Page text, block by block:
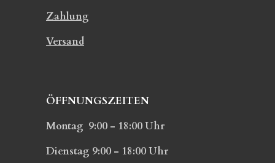
Zahlung
Versand
ÖFFNUNGSZEITEN
Montag 9:00 - 18:00 Uhr
Dienstag 9:00 - 18:00 Uhr